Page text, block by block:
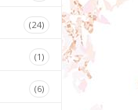
(24)
(1)
(6)